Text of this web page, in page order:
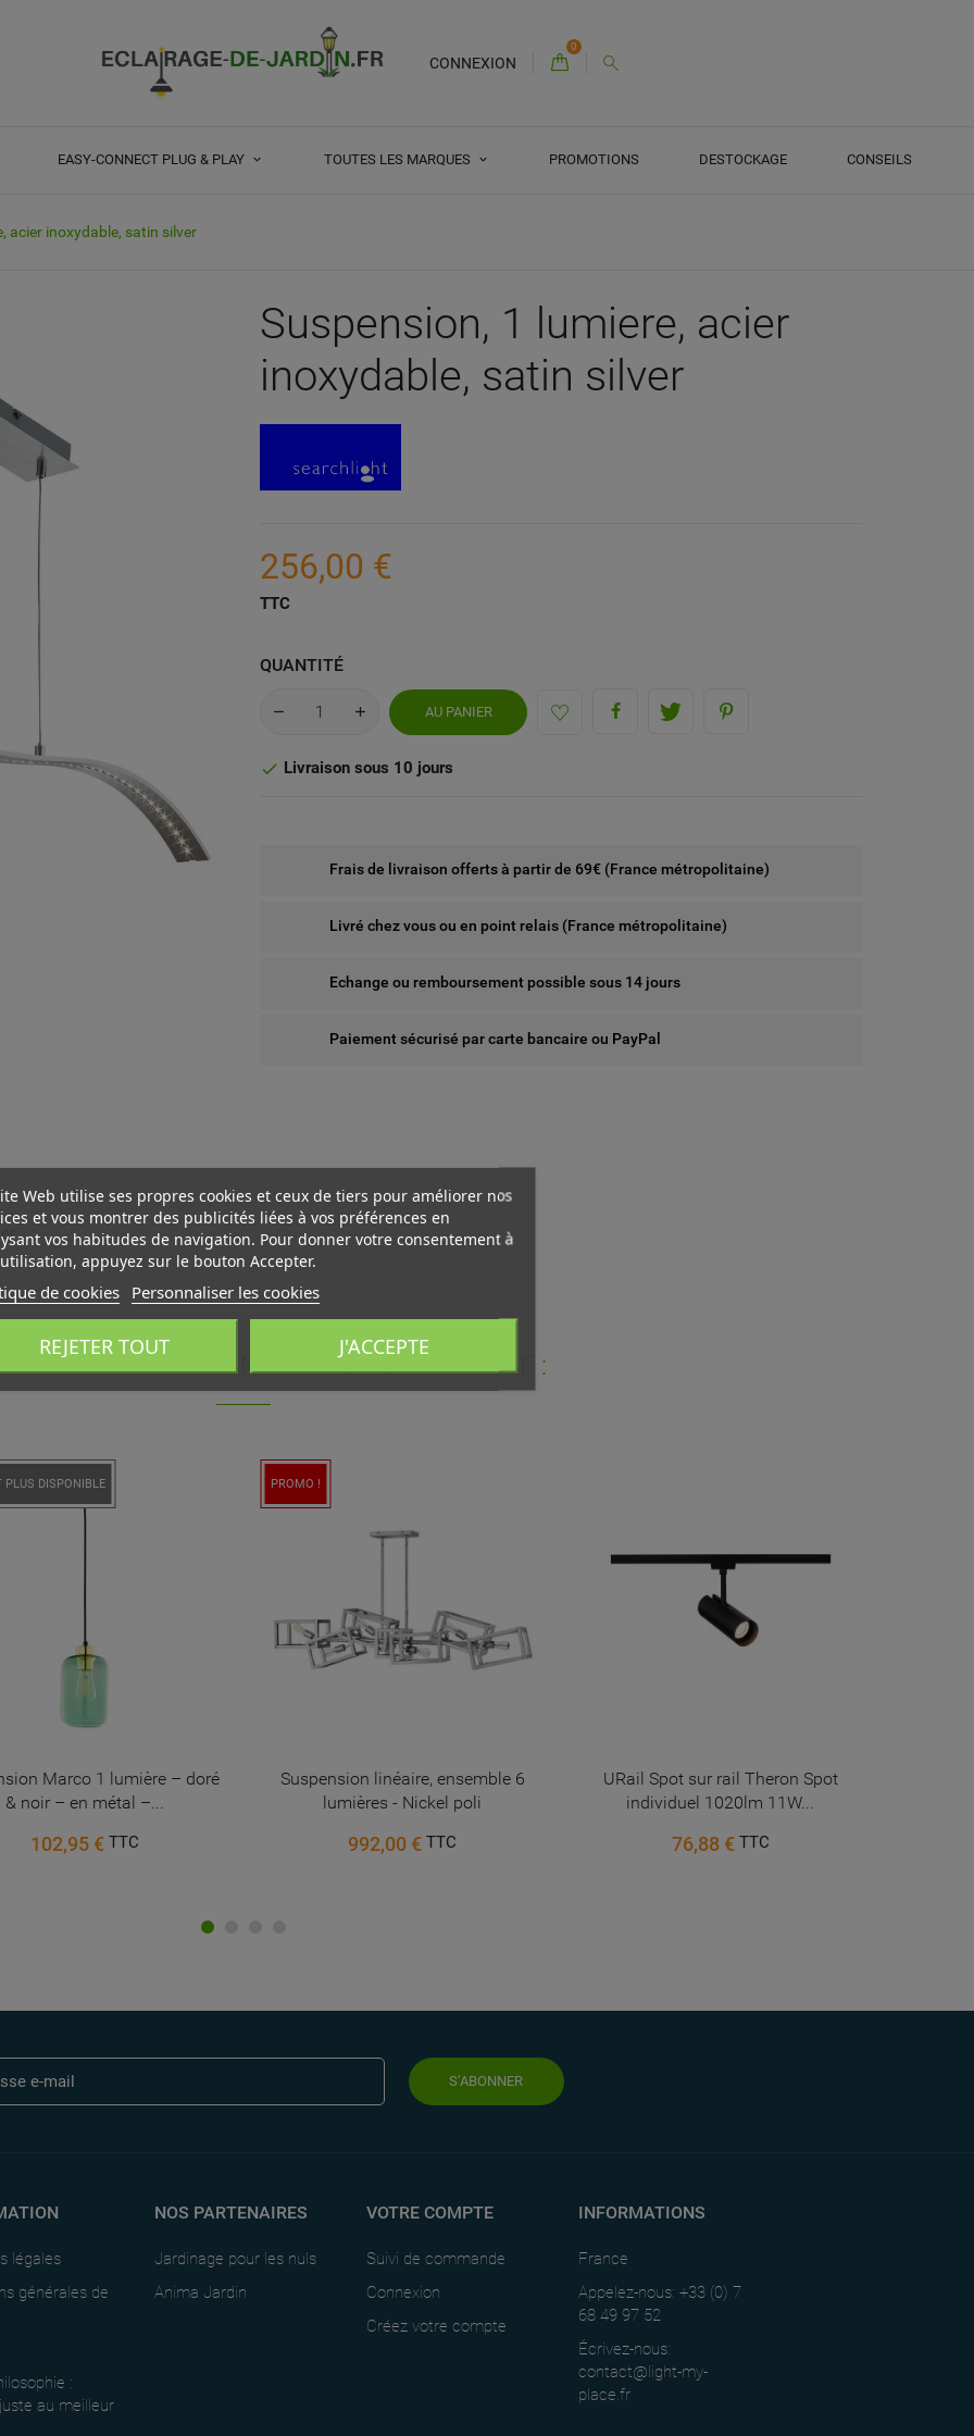
CONNEXION
0
EASY-CONNECT PLUG & PLAY TOUTES LES MARQUES PROMOTIONS DESTOCKAGE CONSEILS
acier inoxydable, satin silver
Suspension, 1 lumiere, acier
inoxydable, satin silver
256,00 €
TTC
QUANTITÉ
AU PANIER
 Livraison sous 10 jours
Frais de livraison offerts à partir de 69€ (France métropolitaine)
Livré chez vous ou en point relais (France métropolitaine)
Echange ou remboursement possible sous 14 jours
Paiement sécurisé par carte bancaire ou PayPal
PRODUITS DANS LA MÊME CATÉGORIE :
PLUS DISPONIBLE
Marco 1 lumière – doré
& noir – en métal –...
102,95 € TTC
PROMO !
Suspension linéaire, ensemble 6
lumières - Nickel poli
992,00 €TTC
URail Spot sur rail Theron Spot
individuel 1020lm 11W...
76,88 € TTC
S’ABONNER
légales
générales de
:
au meilleur
NOS PARTENAIRES
Jardinage pour les nuls
Anima Jardin
VOTRE COMPTE
Suivi de commande
Connexion
Créez votre compte
INFORMATIONS
France
Appelez-nous: +33 (0) 7
68 49 97 52
Écrivez-nous:
contact@light-my-
place.fr
WISHLISTS
add_circle_outlineCreate new list
UNE LISTE D'ENVIES
DE LA LISTE D'ENVIES
Annuler
Web utilise ses propres cookies et ceux de tiers pour améliorer nos
et vous montrer des publicités liées à vos préférences en
vos habitudes de navigation. Pour donner votre consentement à
appuyez sur le bouton Accepter.
de cookies Personnaliser les cookies
REJETER TOUT J'ACCEPTE